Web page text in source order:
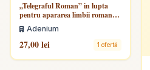
„Telegraful Roman” in lupta
pentru apararea limbii romane
(1853-1900)
Adenium
27,00 lei 1 ofertă